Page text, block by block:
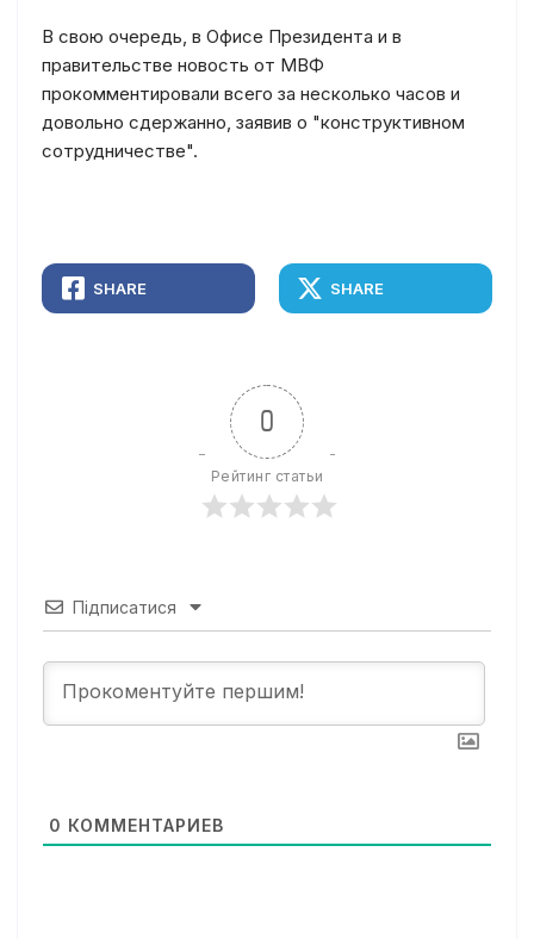
В свою очередь, в Офисе Президента и в
правительстве новость от МВФ
прокомментировали всего за несколько часов и
довольно сдержанно, заявив о "конструктивном
сотрудничестве".
SHARE SHARE
0
Рейтинг статьи
Підписатися
0 КОММЕНТАРИЕВ